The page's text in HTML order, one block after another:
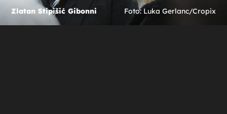
Zlatan Stipišić Gibonni Foto: Luka Gerlanc/Cropix